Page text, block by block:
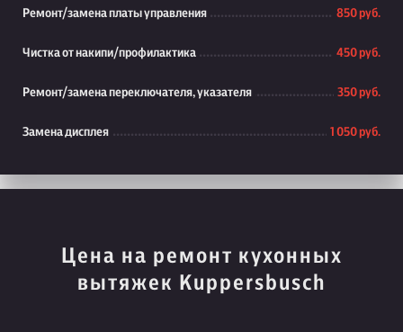
Ремонт/замена платы управления 850 руб.
Чистка от накипи/профилактика 450 руб.
Ремонт/замена переключателя, указателя 350 руб.
Замена дисплея 1 050 руб.
Цена на ремонт кухонных
вытяжек Kuppersbusch